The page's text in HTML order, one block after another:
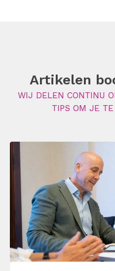
Artikelen
WIJ DELEN CONTINU
TIPS OM JE